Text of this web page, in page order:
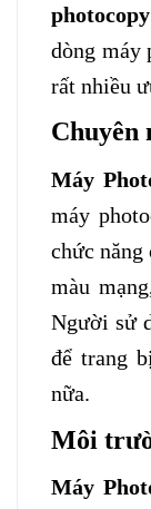
dòng máy
rất nhiều
Chuyên
Máy
máy
chức
màu
Người sử
để trang
nữa.
Môi
Máy